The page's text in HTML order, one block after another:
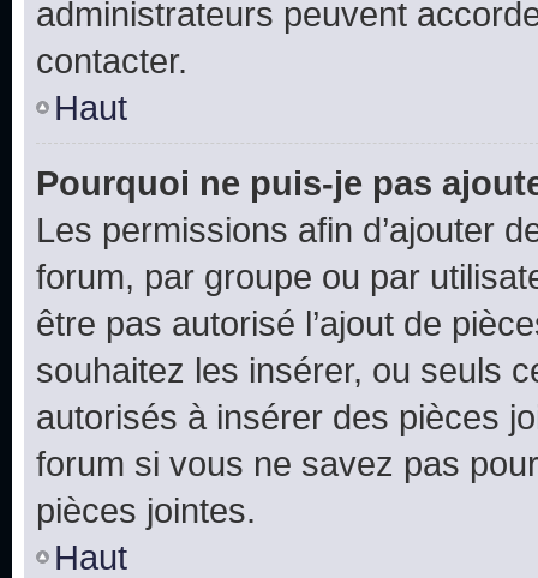
administrateurs peuvent
contacter.
Haut
Pourquoi ne puis-je pas
Les permissions afin d’ajouter
forum, par groupe ou par
être pas autorisé l’ajout de
souhaitez les insérer, ou seuls
autorisés à insérer des pièces
forum si vous ne savez pas
pièces jointes.
Haut